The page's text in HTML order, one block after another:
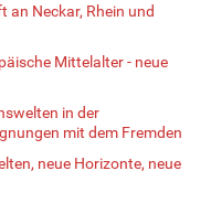
an Neckar, Rhein und
Mittelalter - neue
in der
mit dem Fremden
neue Horizonte, neue